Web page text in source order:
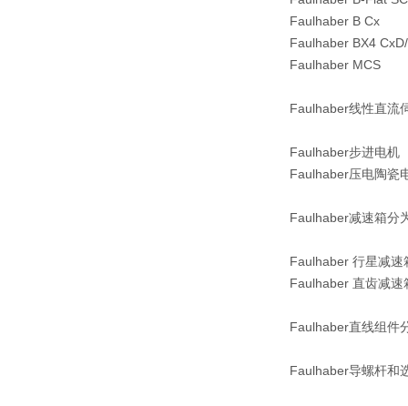
Faulhaber B Cx
Faulhaber BX4
Faulhaber MCS
Faulhaber线性直流
Faulhaber步进电机
Faulhaber压电陶瓷
Faulhaber减速箱分
Faulhaber 行星减速
Faulhaber 直齿减速
Faulhaber直线组件
Faulhaber导螺杆和